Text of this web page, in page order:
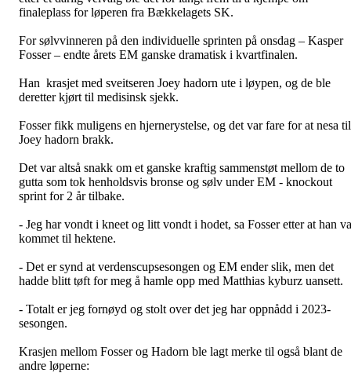
finaleplass for løperen fra Bækkelagets SK.
For sølvvinneren på den individuelle sprinten på onsdag – Kasper
Fosser – endte årets EM ganske dramatisk i kvartfinalen.
Han krasjet med sveitseren Joey hadorn ute i løypen, og de ble
deretter kjørt til medisinsk sjekk.
Fosser fikk muligens en hjernerystelse, og det var fare for at nesa til
Joey hadorn brakk.
Det var altså snakk om et ganske kraftig sammenstøt mellom de to
gutta som tok henholdsvis bronse og sølv under EM - knockout
sprint for 2 år tilbake.
- Jeg har vondt i kneet og litt vondt i hodet, sa Fosser etter at han
kommet til hektene.
- Det er synd at verdenscupsesongen og EM ender slik, men det
hadde blitt tøft for meg å hamle opp med Matthias kyburz uansett.
- Totalt er jeg fornøyd og stolt over det jeg har oppnådd i 2023-
sesongen.
Krasjen mellom Fosser og Hadorn ble lagt merke til også blant de
andre løperne: